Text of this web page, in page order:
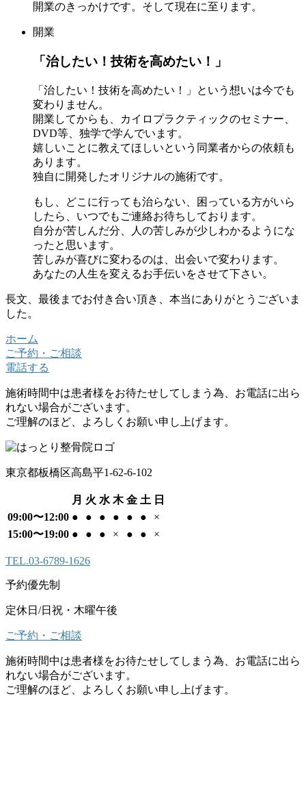
開業のきっかけです。そして現在に至ります。
開業
「治したい！技術を高めたい！」
「治したい！技術を高めたい！」という想いは今でも
変わりません。
開業してからも、カイロプラクティックのセミナー、
DVD等、独学で学んでいます。
嬉しいことに教えてほしいという同業者からの依頼も
あります。
独自に開発したオリジナルの施術です。
もし、どこに行っても治らない、困っている方がいら
したら、いつでもご連絡お待ちしております。
自分が苦しんだ分、人の苦しみが少しわかるようにな
ったと思います。
苦しみが喜びに変わるのは、出会いで変わります。
あなたの人生を変えるお手伝いをさせて下さい。
長文、最後までお付き合い頂き、本当にありがとうございま
した。
ホーム
ご予約・ご相談
電話する
施術時間中は患者様をお待たせしてしまう為、お電話に出ら
れない場合がございます。
ご理解のほど、よろしくお願い申し上げます。
東京都板橋区高島平1-62-6-102
月 火 水 木 金 土 日
09:00〜12:00 ● ● ● ● ● ●
×
15:00〜19:00 ● ● ● × ● ● ×
TEL.03-6789-1626
予約優先制
定休日/日祝・木曜午後
ご予約・ご相談
施術時間中は患者様をお待たせしてしまう為、お電話に出ら
れない場合がございます。
ご理解のほど、よろしくお願い申し上げます。